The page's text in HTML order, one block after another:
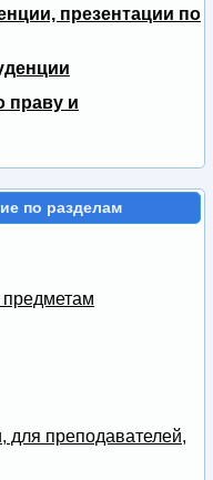
презентации по
праву и
по разделам
для преподавателей,